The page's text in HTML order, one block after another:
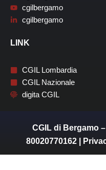
cgilbergamo
cgilbergamo
LINK
CGIL Lombardia
CGIL Nazionale
digita CGIL
CGIL di Bergamo
80020770162 |